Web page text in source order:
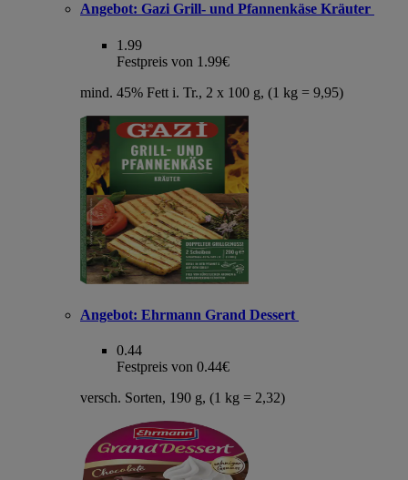
Angebot: Gazi Grill- und Pfannenkäse Kräuter
1.99
Festpreis von 1.99€
mind. 45% Fett i. Tr., 2 x 100 g, (1 kg = 9,95)
Angebot: Ehrmann Grand Dessert
0.44
Festpreis von 0.44€
versch. Sorten, 190 g, (1 kg = 2,32)